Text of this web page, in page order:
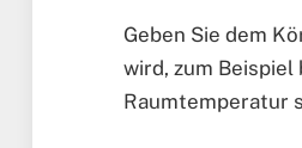
Geben Sie dem
wird, zum Beispiel
Raumtemperatur